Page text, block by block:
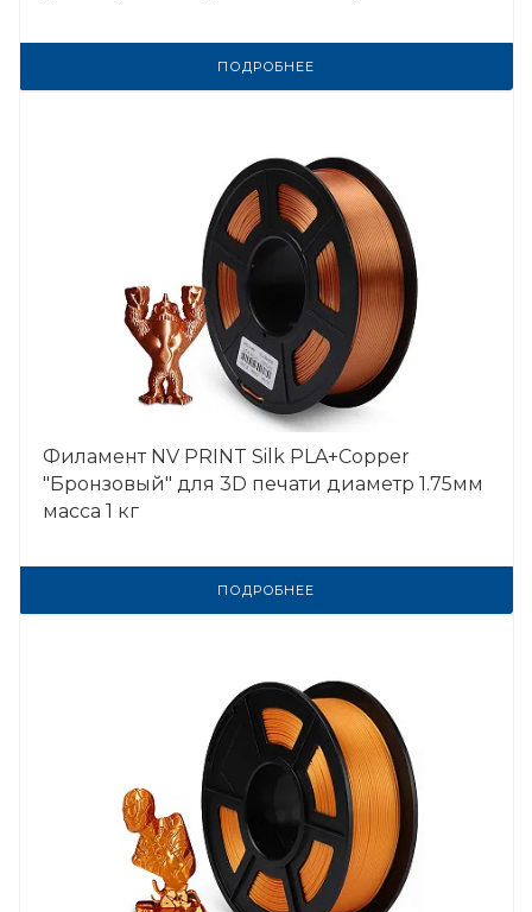
ПОДРОБНЕЕ
Филамент NV PRINT Silk PLA+Copper
"Бронзовый" для 3D печати диаметр 1.75мм
масса 1 кг
ПОДРОБНЕЕ